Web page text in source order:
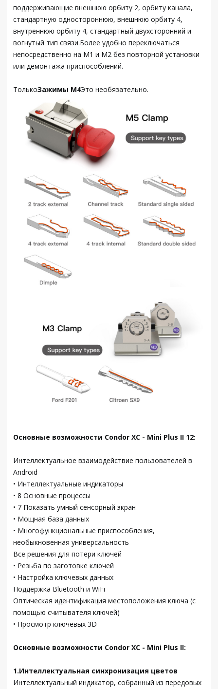
поддерживающие внешнюю орбиту 2, орбиту канала,
стандартную одностороннюю, внешнюю орбиту 4,
внутреннюю орбиту 4, стандартный двухсторонний и
вогнутый тип связи.Более удобно переключаться
непосредственно на M1 и M2 без повторной установки
или демонтажа приспособлений.
ТолькоЗажимы M4Это необязательно.
Основные возможности Condor XC - Mini Plus II 12:
Интеллектуальное взаимодействие пользователей в
Android
• Интеллектуальные индикаторы
• 8 Основные процессы
• 7 Показать умный сенсорный экран
• Мощная база данных
• Многофункциональные приспособления,
необыкновенная универсальность
Все решения для потери ключей
• Резьба по заготовке ключей
• Настройка ключевых данных
Поддержка Bluetooth и WiFi
Оптическая идентификация местоположения ключа (с
помощью считывателя ключей)
• Просмотр ключевых 3D
Основные возможности Condor XC - Mini Plus II:
1.Интеллектуальная синхронизация цветов
Интеллектуальный индикатор, собранный из передовых